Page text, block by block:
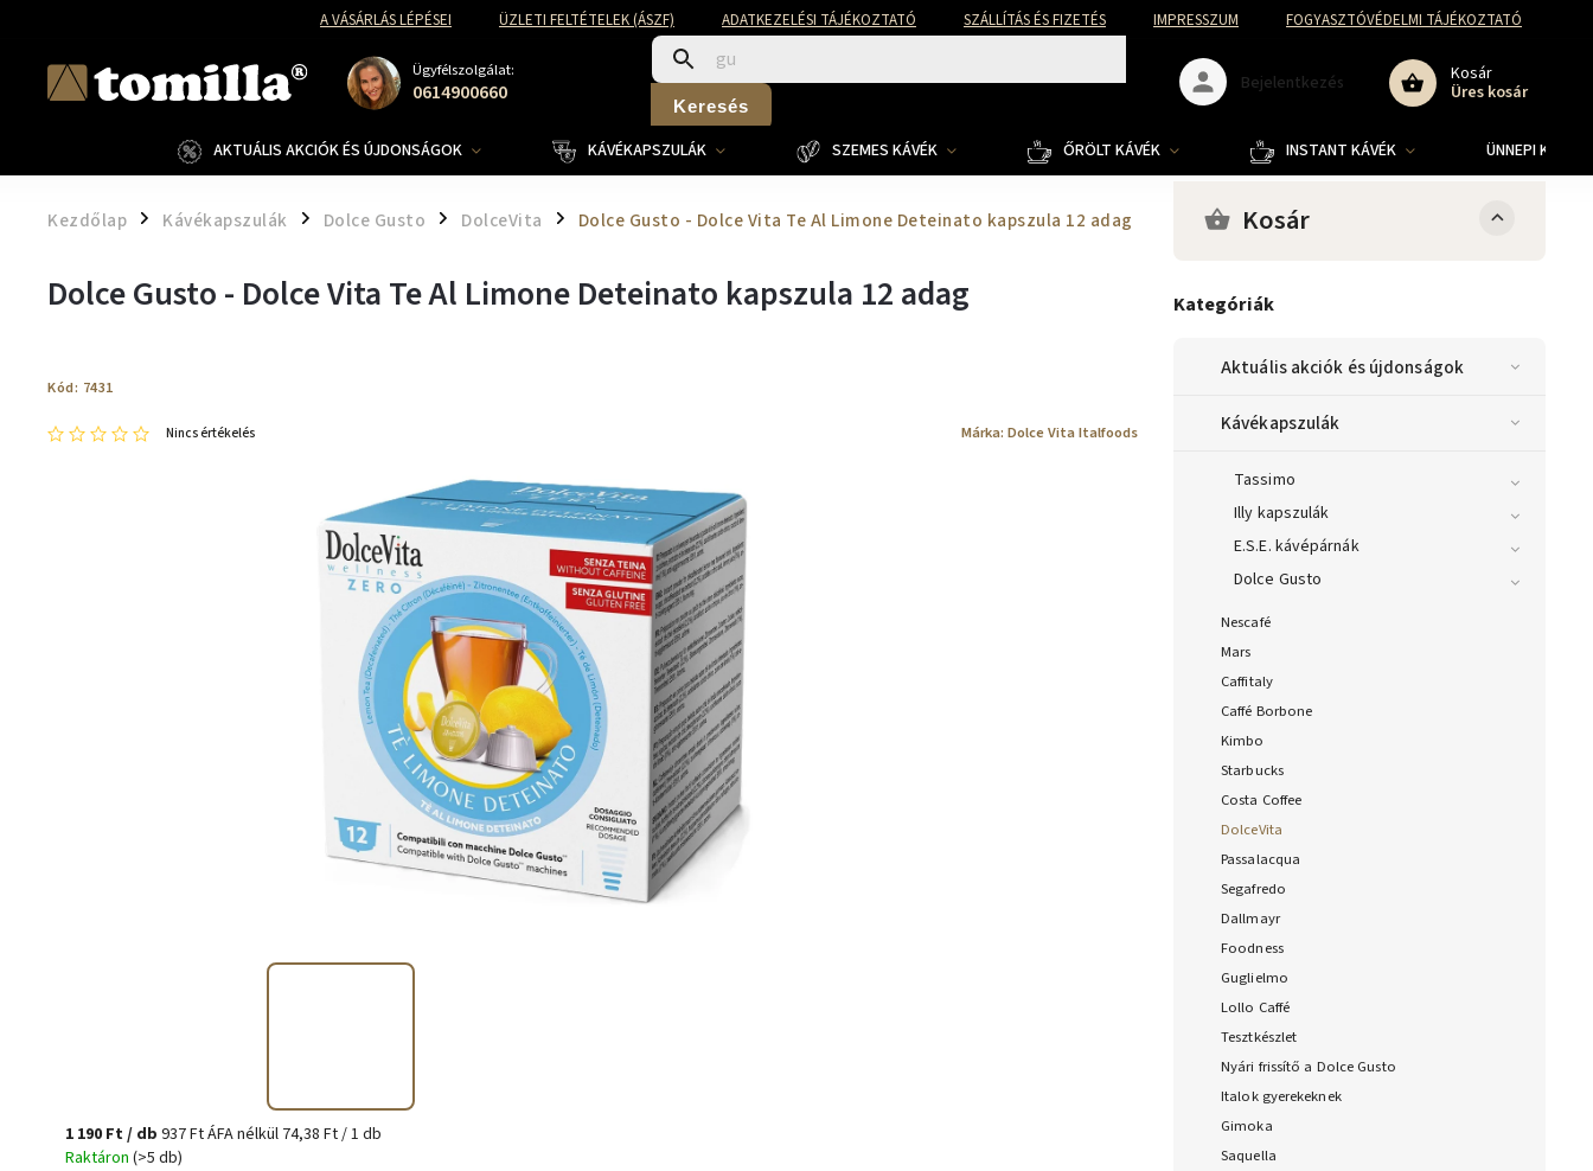
A VÁSÁRLÁS LÉPÉSEI ÜZLETI FELTÉTELEK (ÁSZF) ADATKEZELÉSI TÁJÉKOZTATÓ SZÁLLÍTÁS ÉS FIZETÉS IMPRESSZUM FOGYASZTÓVÉDELMI TÁJÉKOZTATÓ
Ügyfélszolgálat:
0614900660 Keresés
Kosár
Üres kosár
Bejelentkezés
AKTUÁLIS AKCIÓK ÉS ÚJDONSÁGOK KÁVÉKAPSZULÁK SZEMES KÁVÉK ŐRÖLT KÁVÉK INSTANT KÁVÉK ÜNNEPI
Kezdőlap / Kávékapszulák / Dolce Gusto / DolceVita / Dolce Gusto - Dolce Vita Te Al Limone Deteinato kapszula 12 adag Kosár
Kategóriák
Aktuális akciók és újdonságok
Kávékapszulák
Tassimo
Illy kapszulák
E.S.E. kávépárnák
Dolce Gusto
Nescafé
Mars
Caffitaly
Caffé Borbone
Kimbo
Starbucks
Costa Coffee
DolceVita
Passalacqua
Segafredo
Dallmayr
Foodness
Guglielmo
Lollo Caffé
Tesztkészlet
Nyári frissítő a Dolce Gusto
Italok gyerekeknek
Gimoka
Saquella
Dolce Gusto - Dolce Vita Te Al Limone Deteinato kapszula 12 adag
Kód: 7431
Nincs értékelés Márka: Dolce Vita Italfoods
1 190 Ft/ db 937 Ft ÁFA nélkül 74,38 Ft / 1 db
Raktáron (>5 db)